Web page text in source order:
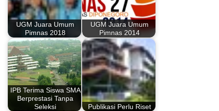
UGM Juara Umum
Pimnas 2018
UGM Juara Umum
Pimnas 2014
IPB Terima Siswa SMA
Berprestasi Tanpa
Seleksi
Publikasi Perlu Riset